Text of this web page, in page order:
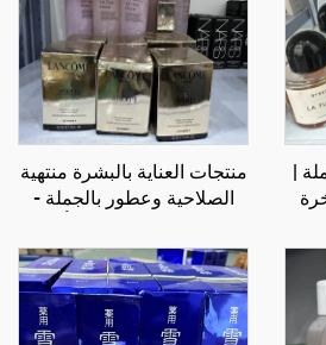
|
منتجات العناية بالبشرة منتهية
الصلاحية وعطور بالجملة -
مخفضة للتجارة الإلكترونية،
المنتجات الصحية، والبائعين